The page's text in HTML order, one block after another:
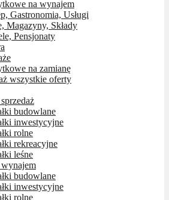
na wynajem
Gastronomia, Usługi
Magazyny, Składy
Pensjonaty
na zamianę
wszystkie oferty
budowlane
inwestycyjne
rolne
rekreacyjne
leśne
budowlane
inwestycyjne
rolne